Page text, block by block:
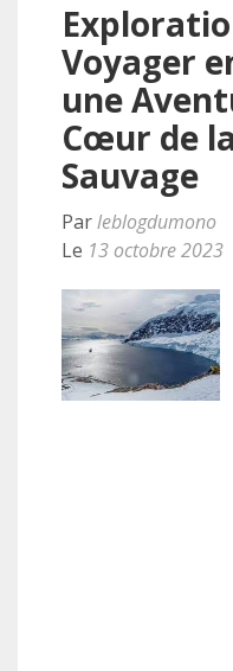
Voyager
une
Cœur de
Sauvage
Parleblogdumono
Le 13 octobre 2023